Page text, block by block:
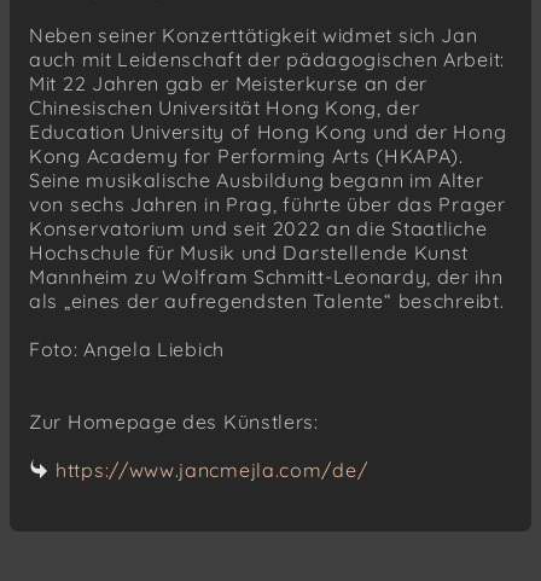
Neben seiner Konzerttätigkeit widmet sich Jan
auch mit Leidenschaft der pädagogischen Arbeit:
Mit 22 Jahren gab er Meisterkurse an der
Chinesischen Universität Hong Kong, der
Education University of Hong Kong und der Hong
Kong Academy for Performing Arts (HKAPA).
Seine musikalische Ausbildung begann im Alter
von sechs Jahren in Prag, führte über das Prager
Konservatorium und seit 2022 an die Staatliche
Hochschule für Musik und Darstellende Kunst
Mannheim zu Wolfram Schmitt-Leonardy, der ihn
als „eines der aufregendsten Talente“ beschreibt.
Foto: Angela Liebich
Zur Homepage des Künstlers:
https://www.jancmejla.com/de/